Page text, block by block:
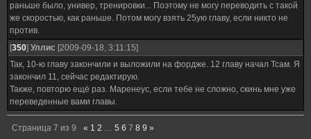
раньше было, универ, тренировки... Поэтому не могу переводить с такой
же скоростью, как раньше. Потом могу взять 25ую главу, если никто не
против.
[350] Уллис [2009-09-18, 3:11:15]
Так, 10-ю главу закончили и выложили на фордже. 12 главу начал Тсам. Я
закончил 11, сейчас редактирую.
Также, повторю ещё раз. Маренеус, если тебе не сложно, скинь мне уже
переведенные вами главы.
Страница 7 из 9 « 1 2 … 5 6 7 8 9 »